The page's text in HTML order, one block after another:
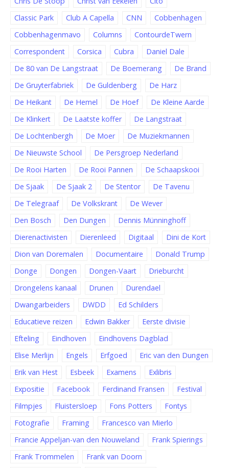
Classic Park
Club A Capella CNN
Cobbenhagen
Cobbenhagenmavo
Columns
ContourdeTwern
Correspondent
Corsica Cubra
Daniel Dale
De 80 van De Langstraat
De Boemerang
De Brand
De Gruyterfabriek
De Guldenberg
De Harz
De Heikant
De Hemel De Hoef
De Kleine Aarde
De Klinkert
De Laatste koffer
De Langstraat
De Lochtenbergh
De Moer
De Muziekmannen
De Nieuwste School
De Persgroep Nederland
De Rooi Harten
De Rooi Pannen
De Schaapskooi
De Sjaak
De Sjaak 2 De Stentor
De Tavenu
De Telegraaf
De Volkskrant
De Wever
Den Bosch
Den Dungen
Dennis Münninghoff
Dierenactivisten
Dierenleed Digitaal
Dini de Kort
Dion van Doremalen
Documentaire
Donald Trump
Donge
Dongen Dongen-Vaart
Drieburcht
Drongelens kanaal
Drunen
Durendael
Dwangarbeiders
DWDD
Ed Schilders
Educatieve reizen
Edwin Bakker
Eerste divisie
Efteling
Eindhoven
Eindhovens Dagblad
Elise Merlijn
Engels Erfgoed
Eric van den Dungen
Erik van Hest
Esbeek Examens
Exlibris
Expositie
Facebook Ferdinand Fransen
Festival
Filmpjes
Fluistersloep Fons Potters
Fontys
Fotografie
Framing
Francesco van Mierlo
Francie Appeljan-van den Nouweland
Frank Spierings
Frank Trommelen
Frank van Doorn